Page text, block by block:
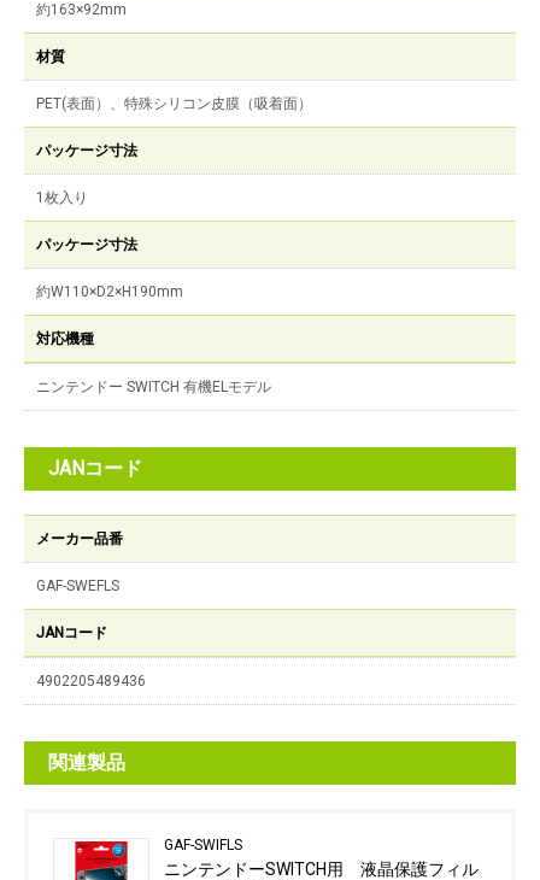
約163×92mm
材質
PET(表面）、特殊シリコン皮膜（吸着面）
パッケージ寸法
1枚入り
パッケージ寸法
約W110×D2×H190mm
対応機種
ニンテンドー SWITCH 有機ELモデル
JANコード
メーカー品番
GAF-SWEFLS
JANコード
4902205489436
関連製品
GAF-SWIFLS
ニンテンドーSWITCH用 液晶保護フィル